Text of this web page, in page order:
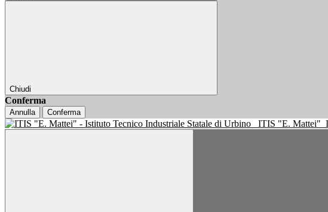
Chiudi
Conferma
Annulla Conferma
ITIS "E. Mattei"